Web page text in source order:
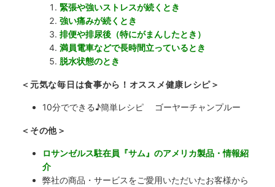
緊張や強いストレスが続くとき
強い痛みが続くとき
排便や排尿後（特にがまんしたとき）
満員電車などで長時間立っているとき
脱水状態のとき
＜元気な毎日は食事から！オススメ健康レシピ＞
10分でできる♪簡単レシピ ゴーヤーチャンプルー
＜その他＞
ロサンゼルス駐在員『サム』のアメリカ製品・情報紹
介
弊社の商品・サービスをご愛用いただいたお客様から